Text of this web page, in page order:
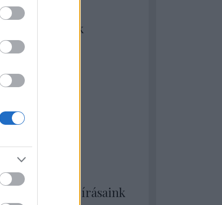
szívesen
nézünk/olvasunk
szerint
Joint
Mánia app
meg az ember!
& Calzone
A legolvasottabb írásaink